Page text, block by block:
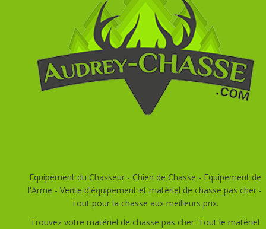
Equipement du Chasseur - Chien de Chasse - Equipement de
l'Arme - Vente d'équipement et matériel de chasse pas cher -
Tout pour la chasse aux meilleurs prix.
Trouvez votre matériel de chasse pas cher. Tout le matériel